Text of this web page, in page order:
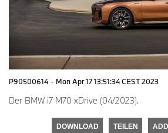
P90500614 · Mon Apr 17 13:51:34 CEST 2023
Der BMW i7 M70 xDrive (04/2023).
DOWNLOAD TEILEN